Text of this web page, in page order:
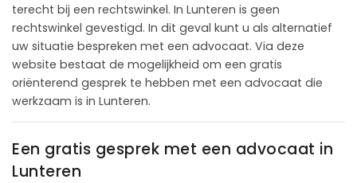
terecht bij een rechtswinkel. In Lunteren is geen
rechtswinkel gevestigd. In dit geval kunt u als alternatief
uw situatie bespreken met een advocaat. Via deze
website bestaat de mogelijkheid om een gratis
oriënterend gesprek te hebben met een advocaat die
werkzaam is in Lunteren.
Een gratis gesprek met een advocaat in
Lunteren